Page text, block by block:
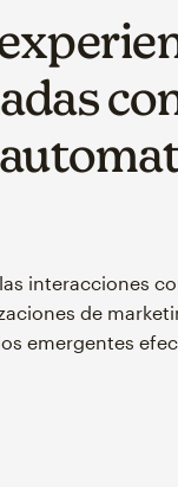
interacciones
de
emergentes